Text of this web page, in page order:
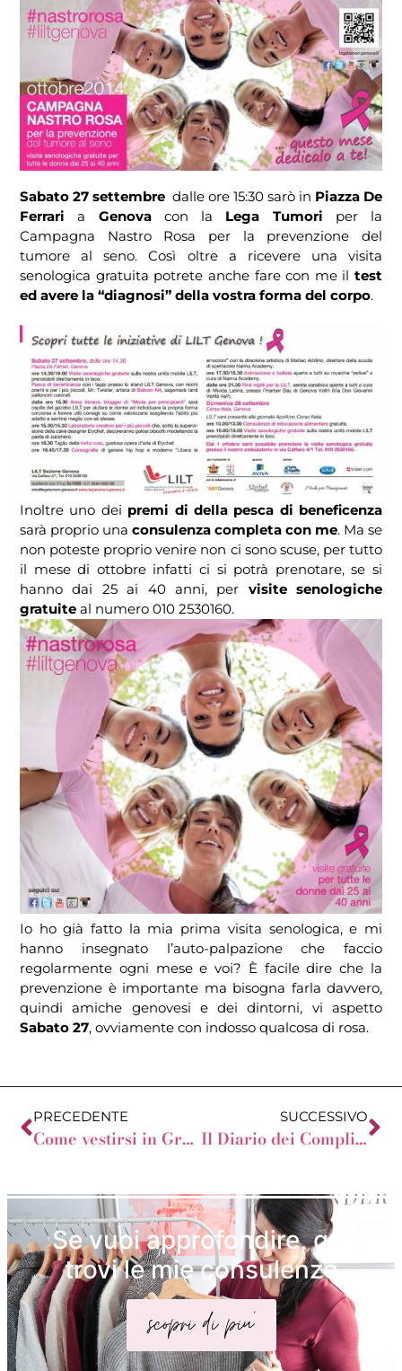
Sabato 27 settembre dalle ore 15:30 sarò in Piazza De
Ferrari a Genovacon la Lega Tumori per la
Campagna Nastro Rosa per la prevenzione del
tumore al seno. Così oltre a ricevere una visita
senologica gratuita potrete anche fare con me il test
ed avere la “diagnosi” della vostra forma del corpo.
Inoltre uno dei premi di della pesca di beneficenza
sarà proprio una consulenza completa con me. Ma se
non poteste proprio venire non ci sono scuse, per tutto
il mese di ottobre infatti ci si potrà prenotare, se si
hanno dai 25 ai 40 anni, per visite senologiche
gratuite al numero 010 2530160.
Io ho già fatto la mia prima visita senologica, e mi
hanno insegnato l’auto-palpazione che faccio
regolarmente ogni mese e voi? È facile dire che la
prevenzione è importante ma bisogna farla davvero,
quindi amiche genovesi e dei dintorni, vi aspetto
Sabato 27, ovviamente con indosso qualcosa di rosa.
PRECEDENTE
Come vestirsi in Gravidanza
SUCCESSIVO
Il Diario dei Complimenti: la nostra forza
Se vuoi approfondire, qui
trovi le mie consulenze
scopri di piu'